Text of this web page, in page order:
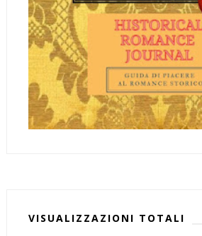
VISUALIZZAZIONI TOTALI